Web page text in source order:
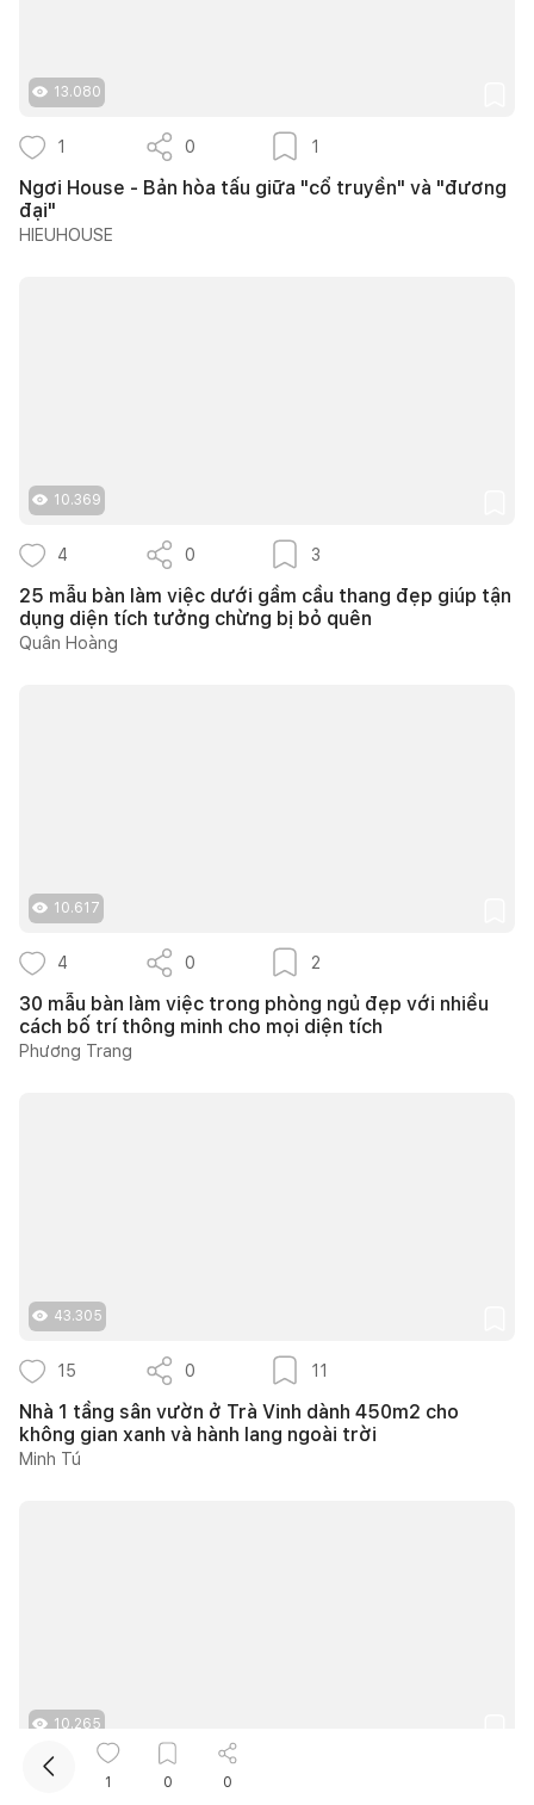
13.080
1 0 1
Ngơi House - Bản hòa tấu giữa "cổ truyền" và "đương
đại"
HIEUHOUSE
10.369
4 0 3
25 mẫu bàn làm việc dưới gầm cầu thang đẹp giúp tận
dụng diện tích tưởng chừng bị bỏ quên
Quân Hoàng
10.617
4 0 2
30 mẫu bàn làm việc trong phòng ngủ đẹp với nhiều
cách bố trí thông minh cho mọi diện tích
Phương Trang
43.305
15 0 11
Nhà 1 tầng sân vườn ở Trà Vinh dành 450m2 cho
không gian xanh và hành lang ngoài trời
Minh Tú
10.265
1 0 0